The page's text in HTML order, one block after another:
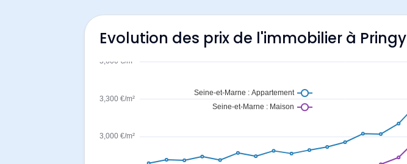
Evolution des prix de l'immobilier à Pringy